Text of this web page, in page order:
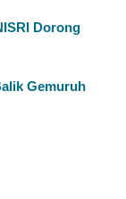
Dorong
Gemuruh